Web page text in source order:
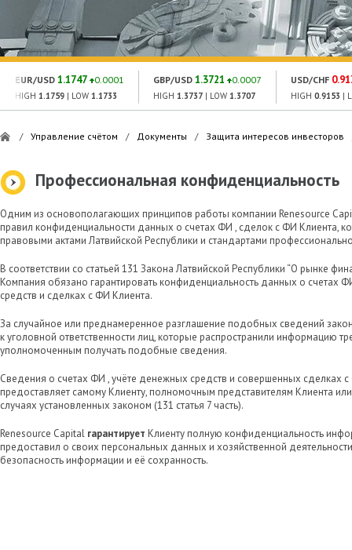
EUR/USD 1.1747 0.0001
HIGH 1.1759 | LOW 1.1733
GBP/USD 1.3721 0.0007
HIGH 1.3737 | LOW 1.3707
USD/CHF
HIGH 0.9153 |
/ Управление счётом / Документы / Защита интересов инвесторов
Профессиональная конфиденциальность
Одним из основополагающих принципов работы компании Renesource
правил конфиденциальности данных о счетах ФИ , сделок с ФИ Клиента,
правовыми актами Латвийской Республики и стандартами
В соответствии со статьей 131 Закона Латвийской Республики “О рынке
Компания обязано гарантировать конфиденциальность данных о счетах
средств и сделках с ФИ Клиента.
За случайное или преднамеренное разглашение подобных сведений
к уголовной ответственности лиц, которые распространили информацию
уполномоченным получать подобные сведения.
Сведения о счетах ФИ , учёте денежных средств и совершенных сделках
предоставляет самому Клиенту, полномочным представителям Клиента
случаях установленных законом (131 статья 7 часть).
Renesource Capital гарантирует Клиенту полную конфиденциальность
предоставил о своих персональных данных и хозяйственной
безопасность информации и её сохранность.